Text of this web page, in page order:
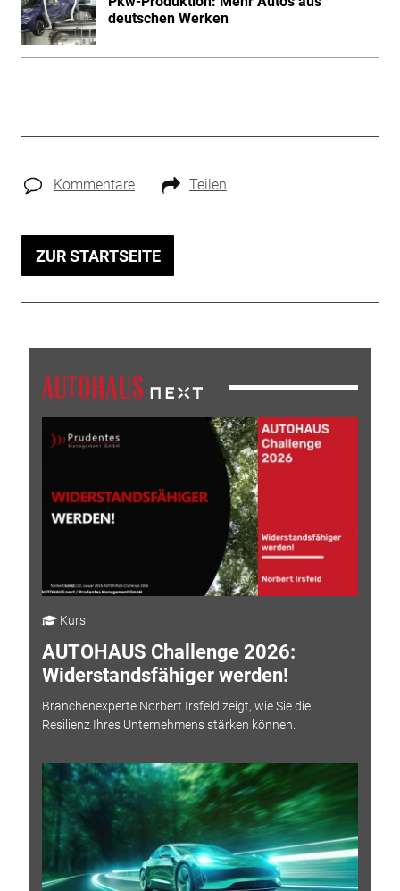
deutschen Werken
Kommentare Teilen
ZUR STARTSEITE
Kurs
AUTOHAUS Challenge 2026:
Widerstandsfähiger werden!
Branchenexperte Norbert Irsfeld zeigt, wie Sie die
Resilienz Ihres Unternehmens stärken können.